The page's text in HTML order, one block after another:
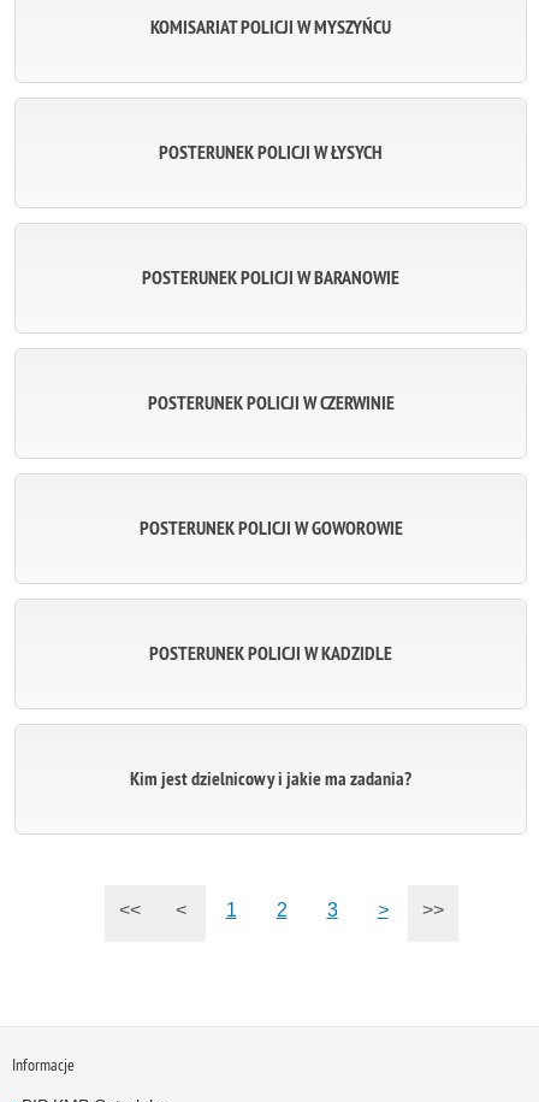
KOMISARIAT POLICJI W MYSZYŃCU
POSTERUNEK POLICJI W ŁYSYCH
POSTERUNEK POLICJI W BARANOWIE
POSTERUNEK POLICJI W CZERWINIE
POSTERUNEK POLICJI W GOWOROWIE
POSTERUNEK POLICJI W KADZIDLE
Kim jest dzielnicowy i jakie ma zadania?
<< < 1 2 3 > >>
Informacje